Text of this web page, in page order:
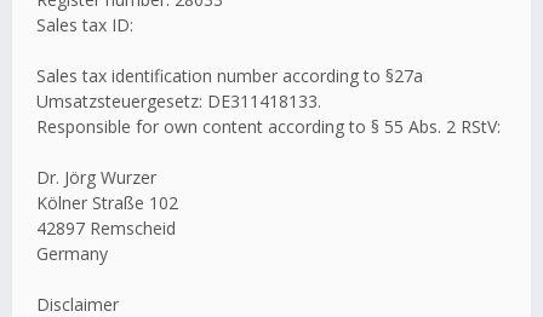
Sales tax ID:
Sales tax identification number according to §27a
Umsatzsteuergesetz: DE311418133.
Responsible for own content according to § 55 Abs. 2 RStV:
Dr. Jörg Wurzer
Kölner Straße 102
42897 Remscheid
Germany
Disclaimer